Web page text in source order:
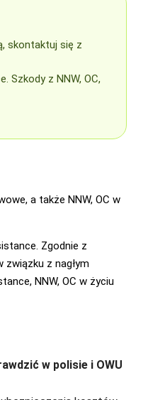
skontaktuj się z
Szkody z NNW, OC,
a także NNW, OC w
Zgodnie z
z nagłym
NNW, OC w życiu
w polisie i OWU